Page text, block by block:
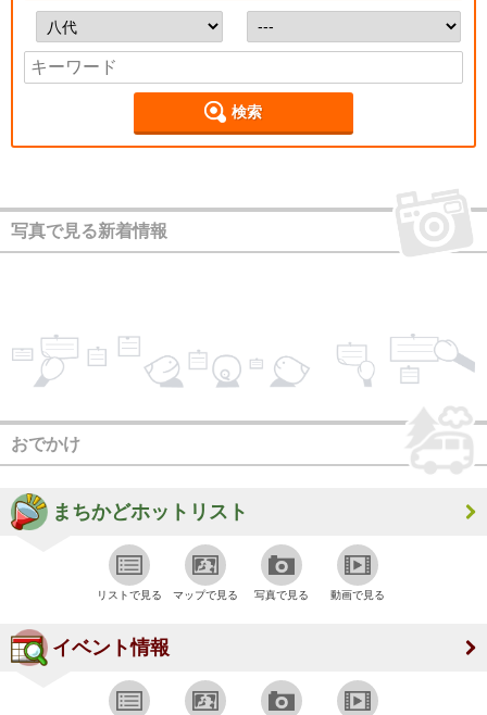
検索
写真で見る新着情報
おでかけ
まちかどホットリスト
リストで見る マップで見る 写真で見る 動画で見る
イベント情報